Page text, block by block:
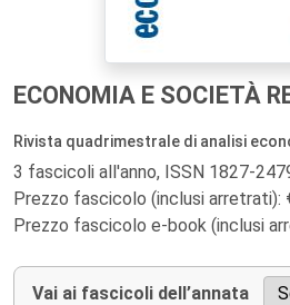
ECONOMIA E SOCIETÀ
Rivista quadrimestrale di analisi
3 fascicoli all'anno, ISSN 1827-
Prezzo fascicolo (inclusi arretrati):
Prezzo fascicolo e-book (inclusi
Vai ai fascicoli dell’annata